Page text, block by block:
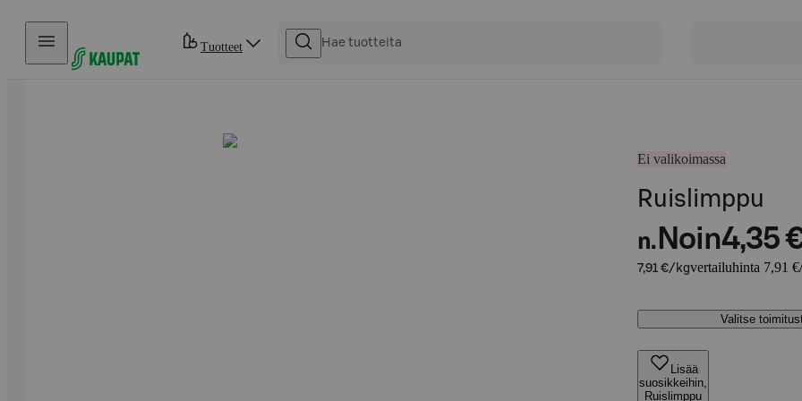
Hyppää sisältöön
Tuotteet
Ei valikoimassa
Ruislimppu
n. Noin4,35
7,91 €/kgvertailuhinta 7,91
Valitse
Lisää
suosikkeihin,
Ruislimppu